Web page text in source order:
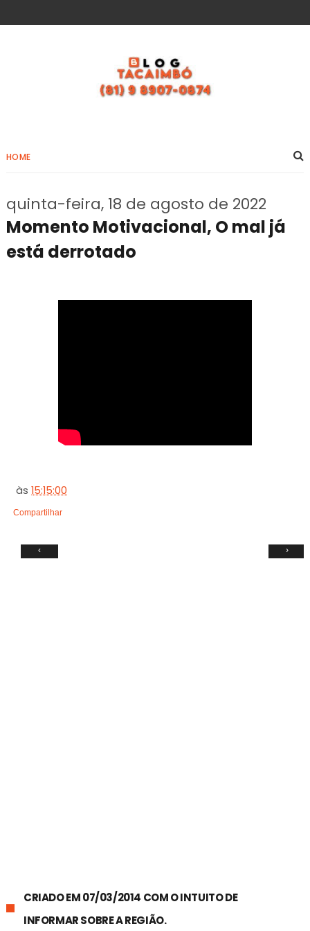
HOME
quinta-feira, 18 de agosto de 2022
Momento Motivacional, O mal já
está derrotado
às15:15:00
Compartilhar
‹ ›
CRIADO EM 07/03/2014 COM O INTUITO DE
INFORMAR SOBRE A REGIÃO.